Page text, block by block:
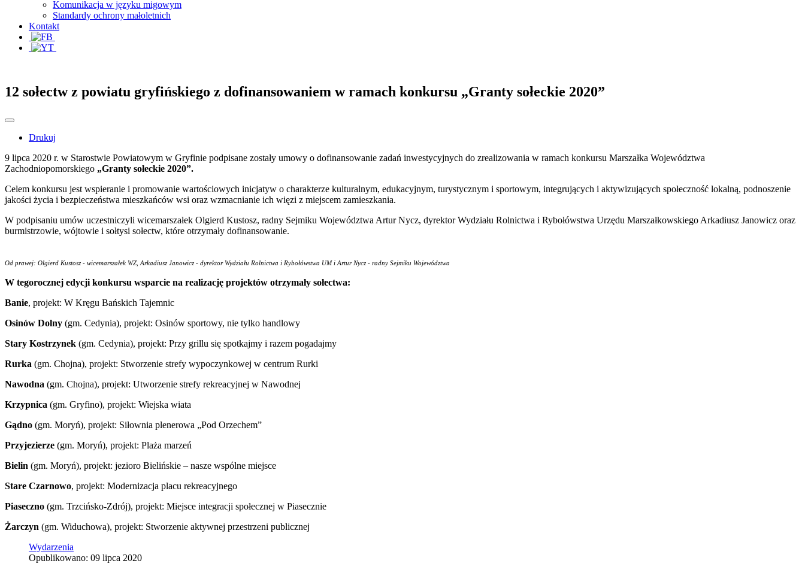
Komunikacja w języku migowym
Standardy ochrony małoletnich
Kontakt
12 sołectw z powiatu gryfińskiego z dofinansowaniem w ramach konkursu „Granty sołeckie 2020”
Drukuj
9 lipca 2020 r. w Starostwie Powiatowym w Gryfinie podpisane zostały umowy o dofinansowanie zadań inwestycyjnych do zrealizowania w ramach konkursu Marszałka Województwa
Zachodniopomorskiego „Granty sołeckie 2020”.
Celem konkursu jest wspieranie i promowanie wartościowych inicjatyw o charakterze kulturalnym, edukacyjnym, turystycznym i sportowym, integrujących i aktywizujących społeczność lokalną, podnoszenie
jakości życia i bezpieczeństwa mieszkańców wsi oraz wzmacnianie ich więzi z miejscem zamieszkania.
W podpisaniu umów uczestniczyli wicemarszałek Olgierd Kustosz, radny Sejmiku Województwa Artur Nycz, dyrektor Wydziału Rolnictwa i Rybołówstwa Urzędu Marszałkowskiego Arkadiusz Janowicz oraz
burmistrzowie, wójtowie i sołtysi sołectw, które otrzymały dofinansowanie.
Od prawej: Olgierd Kustosz - wicemarszałek WZ, Arkadiusz Janowicz - dyrektor Wydziału Rolnictwa i Rybołówstwa UM i Artur Nycz - radny Sejmiku Województwa
W tegorocznej edycji konkursu wsparcie na realizację projektów otrzymały sołectwa:
Banie, projekt: W Kręgu Bańskich Tajemnic
Osinów Dolny (gm. Cedynia), projekt: Osinów sportowy, nie tylko handlowy
Stary Kostrzynek (gm. Cedynia), projekt: Przy grillu się spotkajmy i razem pogadajmy
Rurka (gm. Chojna), projekt: Stworzenie strefy wypoczynkowej w centrum Rurki
Nawodna (gm. Chojna), projekt: Utworzenie strefy rekreacyjnej w Nawodnej
Krzypnica (gm. Gryfino), projekt: Wiejska wiata
Gądno (gm. Moryń), projekt: Siłownia plenerowa „Pod Orzechem”
Przyjezierze (gm. Moryń), projekt: Plaża marzeń
Bielin (gm. Moryń), projekt: jezioro Bielińskie – nasze wspólne miejsce
Stare Czarnowo, projekt: Modernizacja placu rekreacyjnego
Piaseczno (gm. Trzcińsko-Zdrój), projekt: Miejsce integracji społecznej w Piasecznie
Żarczyn (gm. Widuchowa), projekt: Stworzenie aktywnej przestrzeni publicznej
Wydarzenia
Opublikowano: 09 lipca 2020